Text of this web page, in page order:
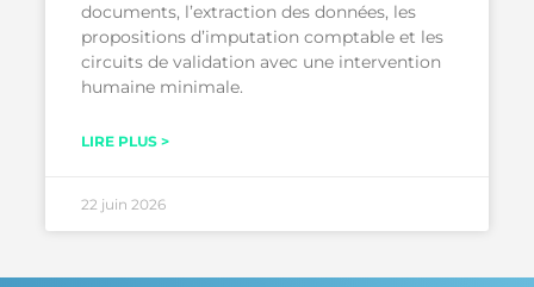
documents, l’extraction des données, les
propositions d’imputation comptable et les
circuits de validation avec une intervention
humaine minimale.
LIRE PLUS >
22 juin 2026